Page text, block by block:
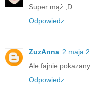
Super mąż ;D
Odpowiedz
ZuzAnna 2 maja
Ale fajnie
Odpowiedz